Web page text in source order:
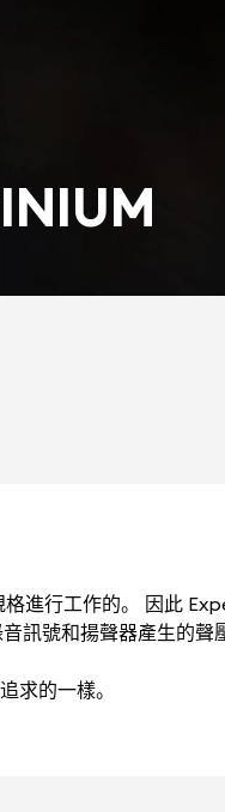
進行工作的。 因此
訊號和揚聲器產生的聲
求的一樣。